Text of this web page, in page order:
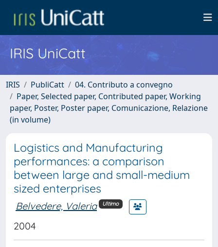
IRIS UniCatt
IRIS PubliCatt
04. Contributo a convegno
Paper, Selected paper, Contributed paper, Working
paper, Poster, Poster paper, Comunicazione, Relazione
(in volume)
Logistics and Manufacturing
performances: a comparison
between large and small-medium
sized enterprises
Belvedere, Valeria Ultimo
2004